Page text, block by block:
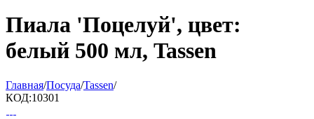
Пиала 'Поцелуй', цвет:
белый 500 мл, Tassen
Главная/Посуда/Tassen/
КОД:10301